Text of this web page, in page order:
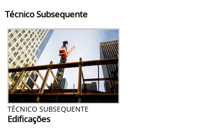
Técnico Subsequente
TÉCNICO SUBSEQUENTE
Edificações